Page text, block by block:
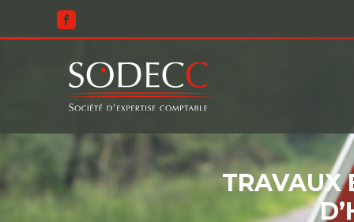
au
contenu
TRAVAUX